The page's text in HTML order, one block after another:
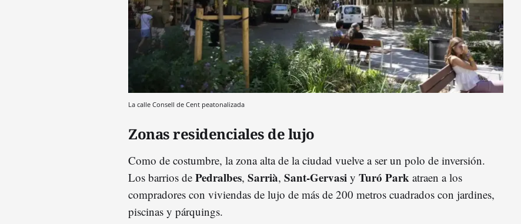
La calle Consell de Cent peatonalizada
Zonas residenciales de lujo
Como de costumbre, la zona alta de la ciudad vuelve a ser un polo de inversión.
Los barrios de Pedralbes, Sarrià, Sant-Gervasi y Turó Park atraen a los
compradores con viviendas de lujo de más de 200 metros cuadrados con jardines,
piscinas y párquings.